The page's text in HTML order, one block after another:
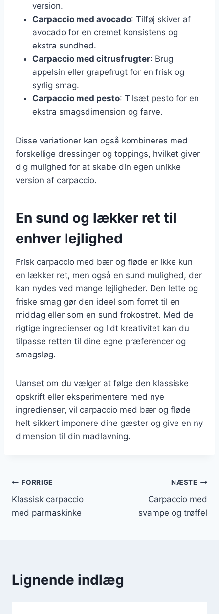
version.
Carpaccio med avocado: Tilføj skiver af
avocado for en cremet konsistens og
ekstra sundhed.
Carpaccio med citrusfrugter: Brug
appelsin eller grapefrugt for en frisk og
syrlig smag.
Carpaccio med pesto: Tilsæt pesto for en
ekstra smagsdimension og farve.
Disse variationer kan også kombineres med
forskellige dressinger og toppings, hvilket giver
dig mulighed for at skabe din egen unikke
version af carpaccio.
En sund og lækker ret til
enhver lejlighed
Frisk carpaccio med bær og fløde er ikke kun
en lækker ret, men også en sund mulighed, der
kan nydes ved mange lejligheder. Den lette og
friske smag gør den ideel som forret til en
middag eller som en sund frokostret. Med de
rigtige ingredienser og lidt kreativitet kan du
tilpasse retten til dine egne præferencer og
smagsløg.
Uanset om du vælger at følge den klassiske
opskrift eller eksperimentere med nye
ingredienser, vil carpaccio med bær og fløde
helt sikkert imponere dine gæster og give en ny
dimension til din madlavning.
Indlægsnavigation
FORRIGE
Klassisk carpaccio
med parmaskinke
NÆSTE
Carpaccio med
svampe og trøffel
Lignende indlæg